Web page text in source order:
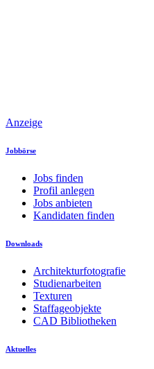
Anzeige
Jobbörse
Jobs finden
Profil anlegen
Jobs anbieten
Kandidaten finden
Downloads
Architekturfotografie
Studienarbeiten
Texturen
Staffageobjekte
CAD Bibliotheken
Aktuelles